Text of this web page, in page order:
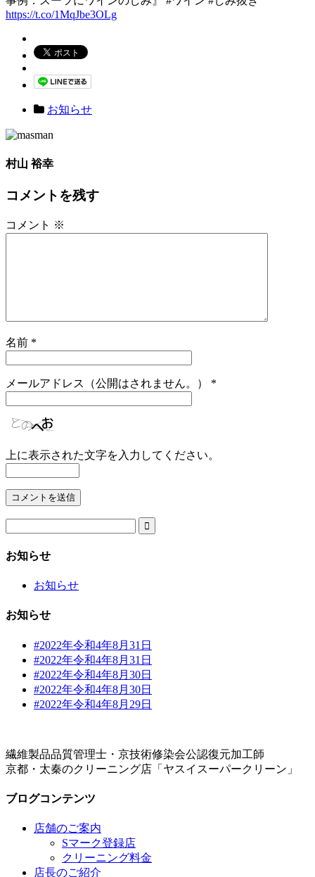
https://t.co/1MqJbe3OLg
お知らせ
村山 裕幸
コメントを残す
コメント ※
名前 *
メールアドレス（公開はされません。） *
上に表示された文字を入力してください。

お知らせ
お知らせ
お知らせ
#2022年令和4年8月31日
#2022年令和4年8月31日
#2022年令和4年8月30日
#2022年令和4年8月30日
#2022年令和4年8月29日
繊維製品品質管理士・京技術修染会公認復元加工師
京都・太秦のクリーニング店「ヤスイスーパークリーン」
ブログコンテンツ
店舗のご案内
Sマーク登録店
クリーニング料金
店長のご紹介